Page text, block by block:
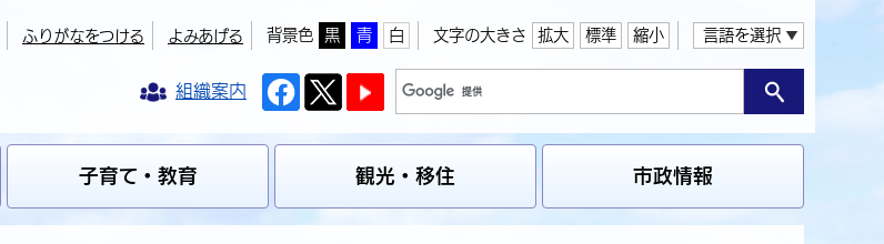
ふりがなをつける よみあげる 背景色 黒 青 白 文字の大きさ 拡大 標準 縮小 言語を選択
組織案内
子育て・教育 観光・移住 市政情報